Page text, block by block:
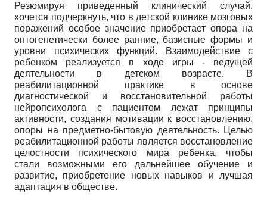
Резюмируя приведенный клинический случай,
хочется подчеркнуть, что в детской клинике мозговых
поражений особое значение приобретает опора на
онтогенетически более ранние, базисные формы и
уровни психических функций. Взаимодействие с
ребенком реализуется в ходе игры - ведущей
деятельности в детском возрасте. В
реабилитационной практике в основе
диагностической и восстановительной работы
нейропсихолога с пациентом лежат принципы
активности, создания мотивации к восстановлению,
опоры на предметно-бытовую деятельность. Целью
реабилитационной работы является восстановление
целостности психического мира ребенка, чтобы
стали возможными его дальнейшее обучение и
развитие, приобретение новых навыков и лучшая
адаптация в обществе.